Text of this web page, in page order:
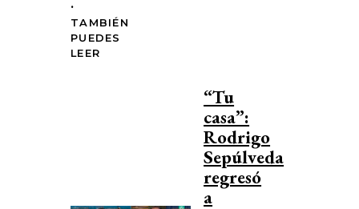
TAMBIÉN
PUEDES
LEER
“Tu
casa”:
Rodrigo
Sepúlveda
regresó
a